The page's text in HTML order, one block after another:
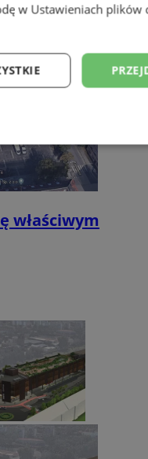
właściwym
w Ustawieniach plików
Targetowanie
korzystanie z podstawowych
i zarządzanie kontem. Bez
strony internetowej.
Provider/
Domena